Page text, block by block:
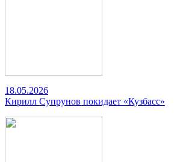
18.05.2026
Кирилл Супрунов покидает «Кузбасс»